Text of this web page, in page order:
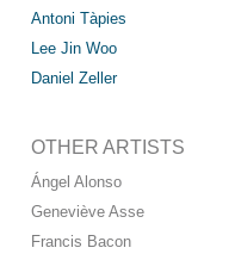
Antoni Tàpies
Lee Jin Woo
Daniel Zeller
OTHER ARTISTS
Ángel Alonso
Geneviève Asse
Francis Bacon